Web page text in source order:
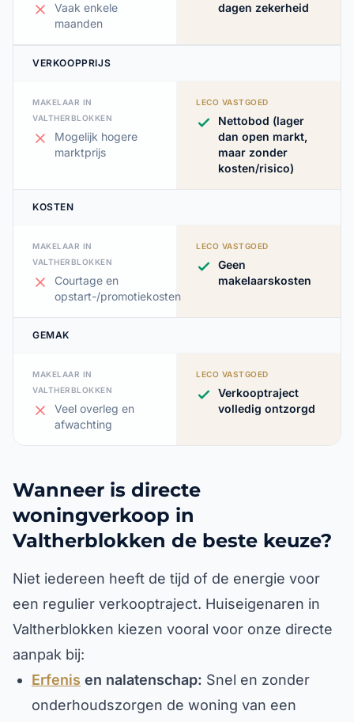
Vaak enkele
maanden
dagen zekerheid
VERKOOPPRIJS
MAKELAAR IN
VALTHERBLOKKEN
Mogelijk hogere
marktprijs
LECO VASTGOED
Nettobod (lager
dan open markt,
maar zonder
kosten/risico)
KOSTEN
MAKELAAR IN
VALTHERBLOKKEN
Courtage en
opstart-/promotiekosten
LECO VASTGOED
Geen
makelaarskosten
GEMAK
MAKELAAR IN
VALTHERBLOKKEN
Veel overleg en
afwachting
LECO VASTGOED
Verkooptraject
volledig ontzorgd
Wanneer is directe
woningverkoop in
Valtherblokken de beste keuze?
Niet iedereen heeft de tijd of de energie voor
een regulier verkooptraject. Huiseigenaren in
Valtherblokken kiezen vooral voor onze directe
aanpak bij:
Erfenis en nalatenschap: Snel en zonder
onderhoudszorgen de woning van een